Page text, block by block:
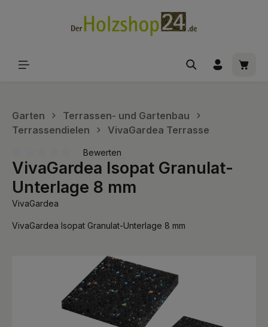
Garten
Terrassen- und Gartenbau
Terrassendielen
VivaGardea Terrasse
Durchschnittliche Bewertung von 0 von 5 Sternen
Bewerten
VivaGardea Isopat Granulat-
Unterlage 8 mm
VivaGardea
VivaGardea Isopat Granulat-Unterlage 8 mm
Bildergalerie überspringen